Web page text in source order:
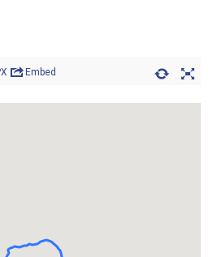
Embed